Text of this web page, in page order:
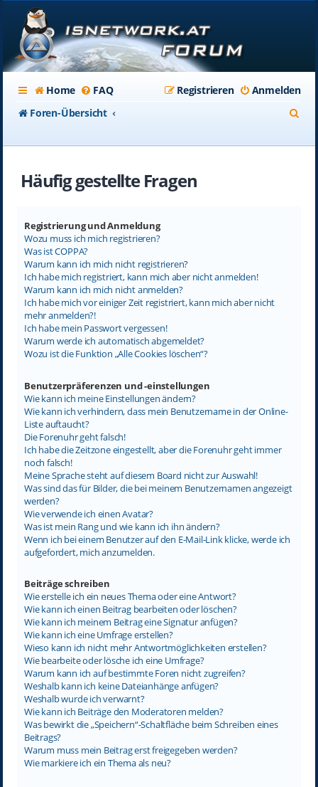
Home FAQ Anmelden
Registrieren
Foren-Übersicht
Häufig gestellte Fragen
Registrierung und Anmeldung
Wozu muss ich mich registrieren?
Was ist COPPA?
Warum kann ich mich nicht registrieren?
Ich habe mich registriert, kann mich aber nicht anmelden!
Warum kann ich mich nicht anmelden?
Ich habe mich vor einiger Zeit registriert, kann mich aber nicht
mehr anmelden?!
Ich habe mein Passwort vergessen!
Warum werde ich automatisch abgemeldet?
Wozu ist die Funktion „Alle Cookies löschen“?
Benutzerpräferenzen und -einstellungen
Wie kann ich meine Einstellungen ändern?
Wie kann ich verhindern, dass mein Benutzername in der Online-
Liste auftaucht?
Die Forenuhr geht falsch!
Ich habe die Zeitzone eingestellt, aber die Forenuhr geht immer
noch falsch!
Meine Sprache steht auf diesem Board nicht zur Auswahl!
Was sind das für Bilder, die bei meinem Benutzernamen angezeigt
werden?
Wie verwende ich einen Avatar?
Was ist mein Rang und wie kann ich ihn ändern?
Wenn ich bei einem Benutzer auf den E-Mail-Link klicke, werde ich
aufgefordert, mich anzumelden.
Beiträge schreiben
Wie erstelle ich ein neues Thema oder eine Antwort?
Wie kann ich einen Beitrag bearbeiten oder löschen?
Wie kann ich meinem Beitrag eine Signatur anfügen?
Wie kann ich eine Umfrage erstellen?
Wieso kann ich nicht mehr Antwortmöglichkeiten erstellen?
Wie bearbeite oder lösche ich eine Umfrage?
Warum kann ich auf bestimmte Foren nicht zugreifen?
Weshalb kann ich keine Dateianhänge anfügen?
Weshalb wurde ich verwarnt?
Wie kann ich Beiträge den Moderatoren melden?
Was bewirkt die „Speichern“-Schaltfläche beim Schreiben eines
Beitrags?
Warum muss mein Beitrag erst freigegeben werden?
Wie markiere ich ein Thema als neu?